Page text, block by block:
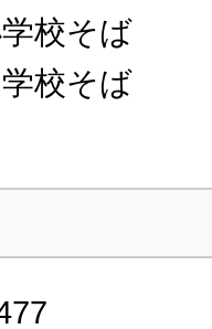
校そば
校そば